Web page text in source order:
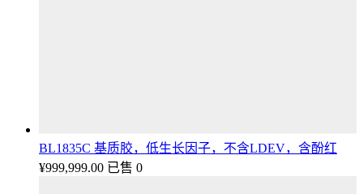
BL1835C 基质胶，低生长因子，不含LDEV，含酚红
¥999,999.00 已售 0